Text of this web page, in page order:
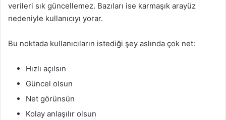
verileri sık güncellemez. Bazıları ise karmaşık arayüz
nedeniyle kullanıcıyı yorar.
Bu noktada kullanıcıların istediği şey aslında çok net:
Hızlı açılsın
Güncel olsun
Net görünsün
Kolay anlaşılır olsun